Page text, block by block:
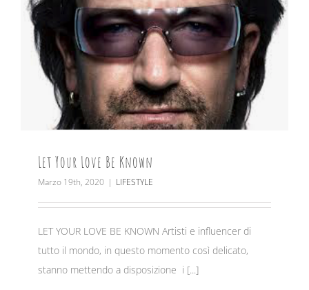
Let Your Love Be Known
Marzo 19th, 2020 | LIFESTYLE
LET YOUR LOVE BE KNOWN Artisti e influencer di
tutto il mondo, in questo momento così delicato,
stanno mettendo a disposizione i [...]